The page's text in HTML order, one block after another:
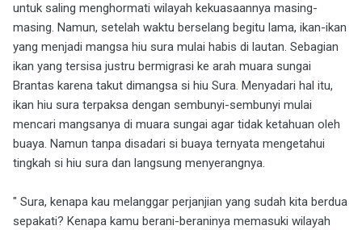
untuk saling menghormati wilayah kekuasaannya masing-
masing. Namun, setelah waktu berselang begitu lama, ikan-ikan
yang menjadi mangsa hiu sura mulai habis di lautan. Sebagian
ikan yang tersisa justru bermigrasi ke arah muara sungai
Brantas karena takut dimangsa si hiu Sura. Menyadari hal itu,
ikan hiu sura terpaksa dengan sembunyi-sembunyi mulai
mencari mangsanya di muara sungai agar tidak ketahuan oleh
buaya. Namun tanpa disadari si buaya ternyata mengetahui
tingkah si hiu sura dan langsung menyerangnya.
" Sura, kenapa kau melanggar perjanjian yang sudah kita berdua
sepakati? Kenapa kamu berani-beraninya memasuki wilayah